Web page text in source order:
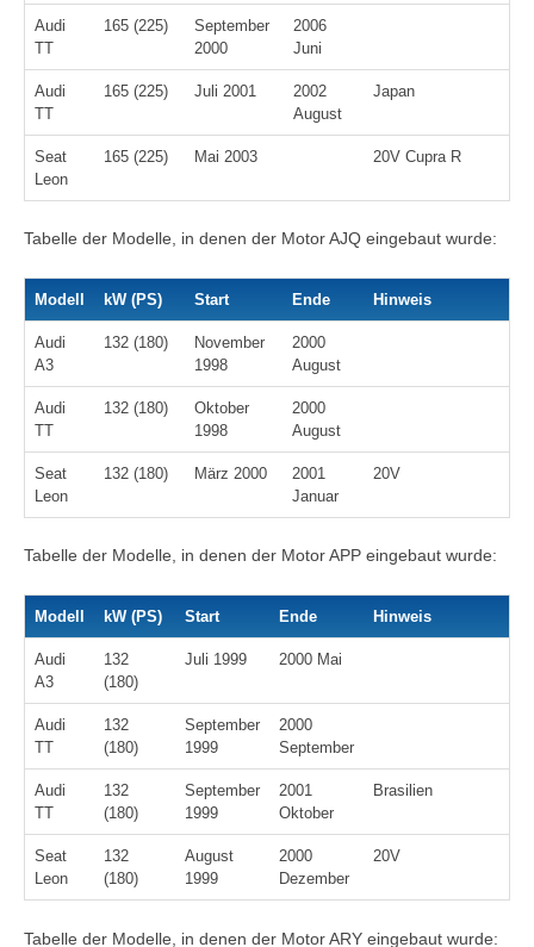
Audi
TT
165 (225)
September
2000
2006
Juni
Audi
TT
165 (225) Juli 2001
2002
August
Japan
Seat
Leon
165 (225) Mai 2003 20V Cupra R
Tabelle der Modelle, in denen der Motor AJQ eingebaut wurde:
Modell kW (PS) Start Ende Hinweis
Audi
A3
132 (180)
November
1998
2000
August
Audi
TT
132 (180)
Oktober
1998
2000
August
Seat
Leon
132 (180) März 2000
2001
Januar
20V
Tabelle der Modelle, in denen der Motor APP eingebaut wurde:
Modell kW (PS) Start Ende Hinweis
Audi
A3
132
(180)
Juli 1999 2000 Mai
Audi
TT
132
(180)
September
1999
2000
September
Audi
TT
132
(180)
September
1999
2001
Oktober
Brasilien
Seat
Leon
132
(180)
August
1999
2000
Dezember
20V
Tabelle der Modelle, in denen der Motor ARY eingebaut wurde: